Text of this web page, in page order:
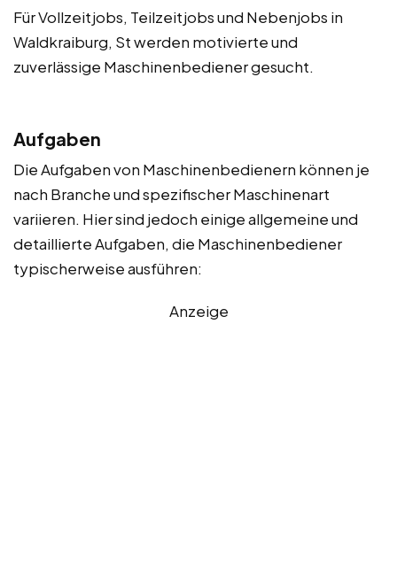
Für Vollzeitjobs, Teilzeitjobs und Nebenjobs in
Waldkraiburg, St werden motivierte und
zuverlässige Maschinenbediener gesucht.
Aufgaben
Die Aufgaben von Maschinenbedienern können je
nach Branche und spezifischer Maschinenart
variieren. Hier sind jedoch einige allgemeine und
detaillierte Aufgaben, die Maschinenbediener
typischerweise ausführen:
Anzeige